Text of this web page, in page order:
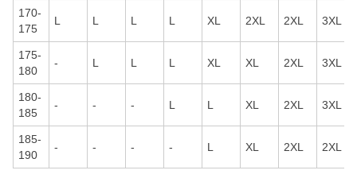
170-
175
L L L L XL 2XL 2XL 3XL
175-
180
- L L L XL XL 2XL 3XL
180-
185
- - - L L XL 2XL 3XL
185-
190
- - - - L XL 2XL 2XL